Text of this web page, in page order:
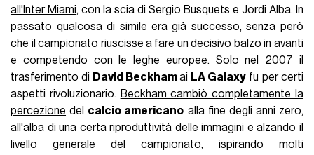
all'Inter Miami, con la scia di Sergio Busquets e Jordi Alba. In
passato qualcosa di simile era già successo, senza però
che il campionato riuscisse a fare un decisivo balzo in avanti
e competendo con le leghe europee. Solo nel 2007 il
trasferimento di David Beckhamai LA Galaxy fu per certi
aspetti rivoluzionario. Beckham cambiò completamente la
percezione del calcio americano alla fine degli anni zero,
all'alba di una certa riproduttività delle immagini e alzando il
livello generale del campionato, ispirando molti